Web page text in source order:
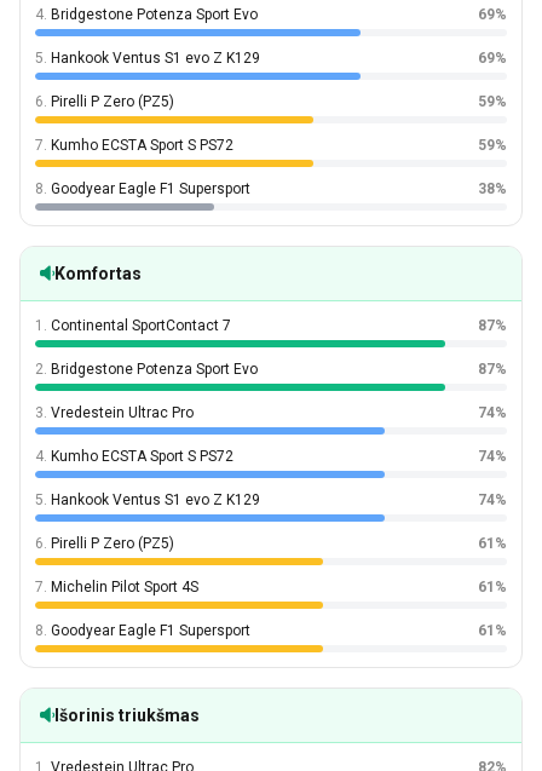
4. Bridgestone Potenza Sport Evo 69%
5. Hankook Ventus S1 evo Z K129 69%
6. Pirelli P Zero (PZ5) 59%
7. Kumho ECSTA Sport S PS72 59%
8. Goodyear Eagle F1 Supersport 38%
Komfortas
1. Continental SportContact 7 87%
2. Bridgestone Potenza Sport Evo 87%
3. Vredestein Ultrac Pro 74%
4. Kumho ECSTA Sport S PS72 74%
5. Hankook Ventus S1 evo Z K129 74%
6. Pirelli P Zero (PZ5) 61%
7. Michelin Pilot Sport 4S 61%
8. Goodyear Eagle F1 Supersport 61%
Išorinis triukšmas
1. Vredestein Ultrac Pro 82%